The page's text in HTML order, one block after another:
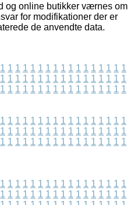
og online butikker værnes om
for modifikationer der er
de anvendte data.
1 1 1 1 1 1 1 1 1 1 1 1 1 1 1 1 1
1 1 1 1 1 1 1 1 1 1 1 1 1 1 1 1 1
1 1 1 1 1 1 1 1 1 1 1 1 1 1 1 1 1
1 1 1 1 1 1 1 1 1 1 1 1 1 1 1 1 1
1 1 1 1 1 1 1 1 1 1 1 1 1 1 1 1 1
1 1 1 1 1 1 1 1 1 1 1 1 1 1 1 1 1
1 1 1 1 1 1 1 1 1 1 1 1 1 1 1 1 1
1 1 1 1 1 1 1 1 1 1 1 1 1 1 1 1 1